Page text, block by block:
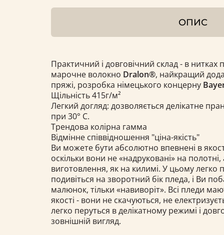
ОПИС
Практичний і довговічний склад - в нитках
марочне волокно Dralon®, найкращий
пряжі, розробка німецького концерну
Щільність 415г/м²
Легкий догляд: дозволяється делікатне
при 30° С.
Трендова колірна гамма
Відмінне співвідношення "ціна-якість"
Ви можете бути абсолютно впевнені в
оскільки вони не «надруковані» на полотні,
виготовлення, як на килимі. У цьому легко
подивіться на зворотний бік пледа, і Ви
малюнок, тільки «навиворіт». Всі пледи
якості - вони не скачуються, не
легко перуться в делікатному режимі і
зовнішній вигляд.